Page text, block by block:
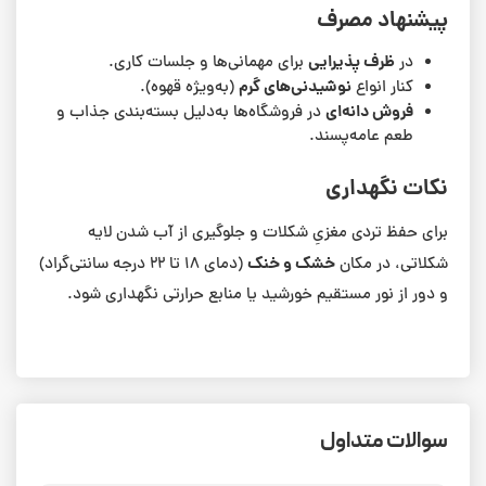
پیشنهاد مصرف
در ظرف پذیرایی برای مهمانی‌ها و جلسات کاری.
کنار انواعنوشیدنی‌های گرم(به‌ویژه قهوه).
فروش دانه‌ایدر فروشگاه‌ها به‌دلیل بسته‌بندی جذاب و
طعم عامه‌پسند.
نکات نگهداری
برای حفظ تردی مغزیِ شکلات و جلوگیری از آب شدن لایه
شکلاتی، در مکانخشک و خنک
(دمای ۱۸ تا ۲۲ درجه سانتی‌گراد)
و دور از نور مستقیم خورشید یا منابع حرارتی نگهداری شود.
سوالات متداول